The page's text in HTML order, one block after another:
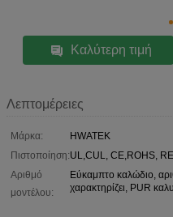
Καλύτερη τιμή
Λεπτομέρειες
Μάρκα:
HWATEK
Πιστοποίηση:UL,CUL, CE,ROHS,
Αριθμό
μοντέλου:
Εύκαμπτο καλώδιο,
χαρακτηρίζει, PUR